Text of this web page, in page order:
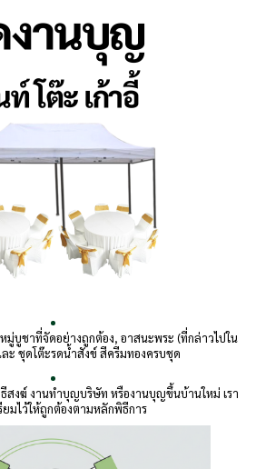
มู่บูชาที่จัดอย่างถูกต้อง, อาสนะพระ (ที่กล่าวไปใน
ะ ชุดโต๊ะรดน้ำสังข์ สีครีมทองครบชุด
สงฆ์ งานทำบุญบริษัท หรืองานบุญขึ้นบ้านใหม่ เรา
ยมไว้ให้ถูกต้องตามหลักพิธีการ